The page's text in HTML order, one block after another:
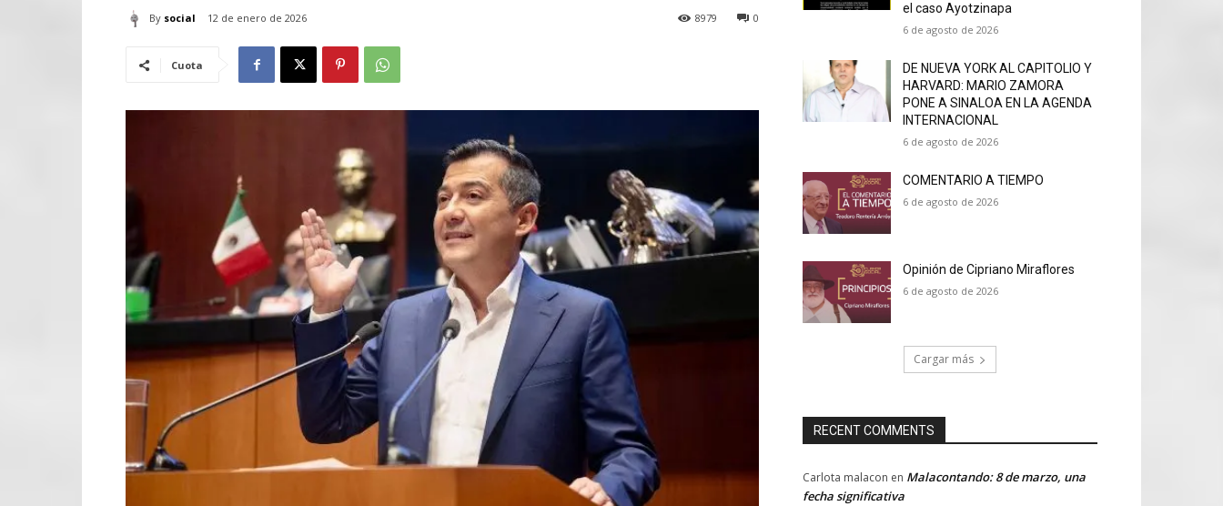
By social 12 de enero de 2026 0
8979
Cuota
el caso Ayotzinapa
6 de agosto de 2026
DE NUEVA YORK AL CAPITOLIO Y
HARVARD: MARIO ZAMORA
PONE A SINALOA EN LA AGENDA
INTERNACIONAL
6 de agosto de 2026
COMENTARIO A TIEMPO
6 de agosto de 2026
Opinión de Cipriano Miraflores
6 de agosto de 2026
Cargar más
RECENT COMMENTS
Carlota malacon en Malacontando: 8 de marzo, una
fecha significativa